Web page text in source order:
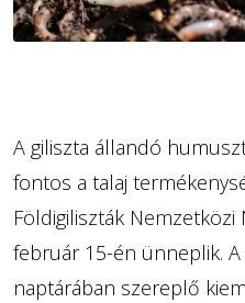
A giliszta állandó
fontos a talaj
Földigiliszták
február 15-én ünneplik.
naptárában szereplő